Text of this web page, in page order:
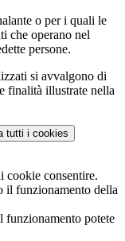
o per i quali le
che operano nel
persone.
si avvalgono di
finalità illustrate nella
tutti i cookies
cookie consentire.
il funzionamento della
funzionamento potete